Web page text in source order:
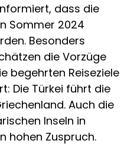
dass die
Sommer 2024
Besonders
die Vorzüge
begehrten Reiseziele
Die Türkei führt die
Auch die
Inseln in
hohen Zuspruch.